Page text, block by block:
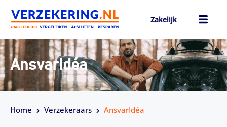
naar
inhoud
Zakelijk
AnsvarIdéa
Home Verzekeraars AnsvarIdéa